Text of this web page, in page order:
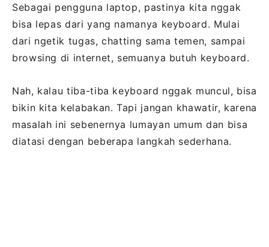
Sebagai pengguna laptop, pastinya kita nggak
bisa lepas dari yang namanya keyboard. Mulai
dari ngetik tugas, chatting sama temen, sampai
browsing di internet, semuanya butuh keyboard.
Nah, kalau tiba-tiba keyboard nggak muncul, bisa
bikin kita kelabakan. Tapi jangan khawatir, karena
masalah ini sebenernya lumayan umum dan bisa
diatasi dengan beberapa langkah sederhana.